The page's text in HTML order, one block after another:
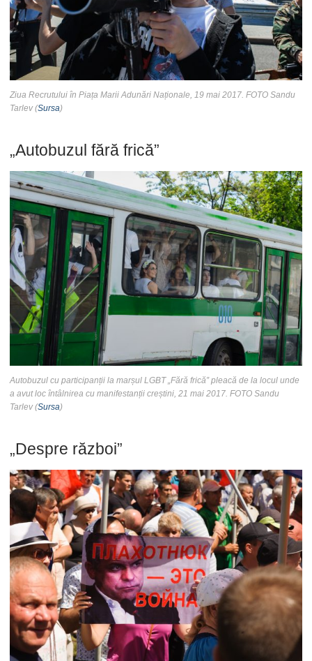
Ziua Recrutului în Piața Marii Adunări Naționale, 19 mai 2017. FOTO Sandu
Tarlev (Sursa)
„Autobuzul fără frică”
Autobuzul cu participanții la marșul LGBT „Fără frică” pleacă de la locul unde
a avut loc întâlnirea cu manifestanții creștini, 21 mai 2017. FOTO Sandu
Tarlev (Sursa)
„Despre război”